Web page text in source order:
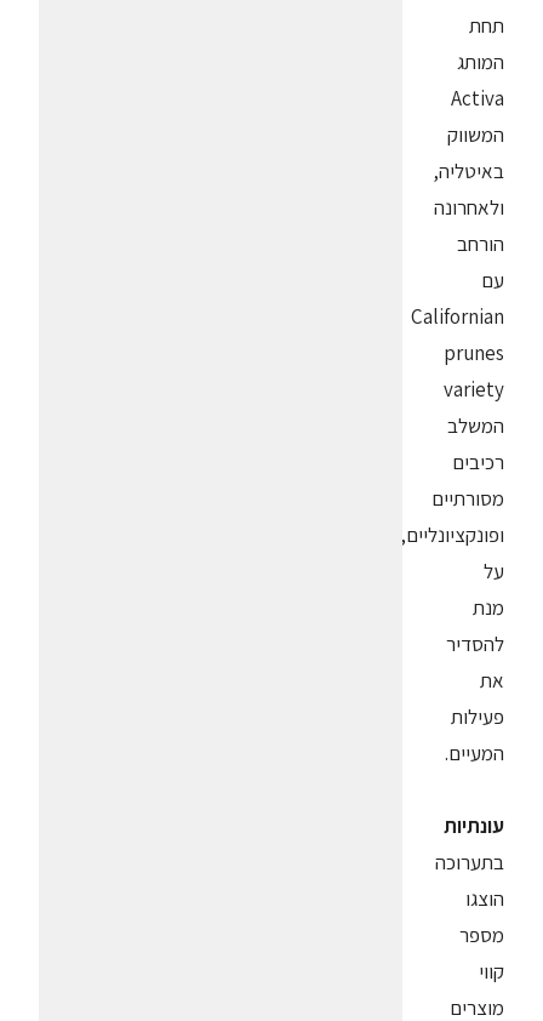
תחת
המותג
Activa
המשווק
באיטליה,
ולאחרונה
הורחב
עם
Californian
prunes
variety
המשלב
רכיבים
מסורתיים
ופונקציונליים,
על
מנת
להסדיר
את
פעילות
המעיים.
עונתיות
בתערוכה
הוצגו
מספר
קווי
מוצרים